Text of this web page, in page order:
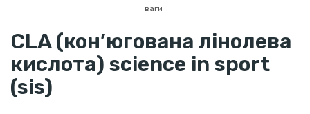
ваги
CLA (кон’югована лінолева
кислота) science in sport
(sis)